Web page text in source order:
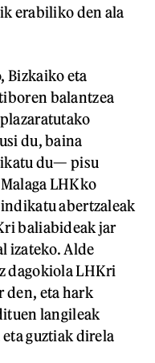
erabiliko den ala
Bizkaiko eta
balantzea
du, baina
du— pisu
LHKko
abertzaleak
baliabideak jar
izateko. Alde
dagokiola LHKri
den, eta hark
langileak
guztiak direla